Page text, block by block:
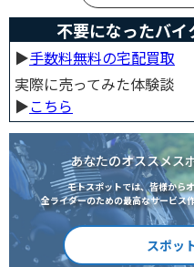
不要になったバイ
▶︎手数料無料の宅配買取
実際に売ってみた体験談
▶︎こちら
あなたのオススメス
モトスポットでは、皆様から
全ライダーのための最高なサービス
スポッ